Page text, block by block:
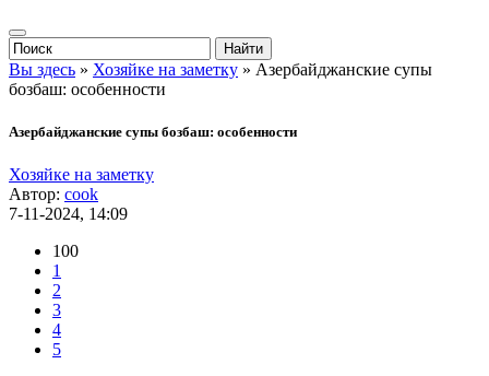
Вы здесь » Хозяйке на заметку » Азербайджанские супы
бозбаш: особенности
Азербайджанские супы бозбаш: особенности
Хозяйке на заметку
Автор: cook
7-11-2024, 14:09
100
1
2
3
4
5